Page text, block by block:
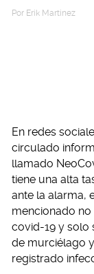
Por Erik Martinez
En redes
circulado
llamado
tiene una alta
ante la alarma,
mencionado no
covid-19 y solo
de murciélago
registrado